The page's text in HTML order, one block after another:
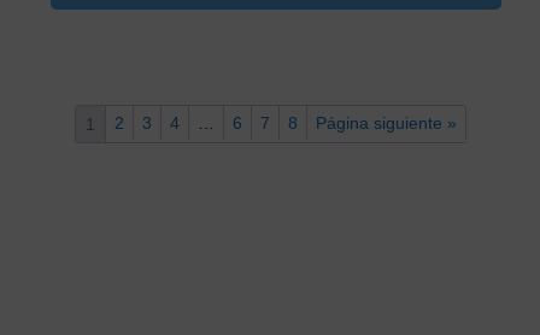
1 2 3 4 6 7 8 Página siguiente »